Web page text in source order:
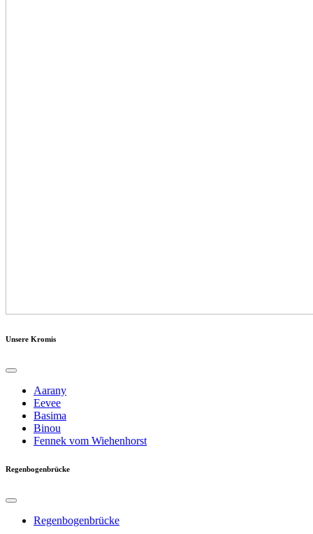
Unsere Kromis
Aarany
Eevee
Basima
Binou
Fennek vom Wiehenhorst
Regenbogenbrücke
Regenbogenbrücke